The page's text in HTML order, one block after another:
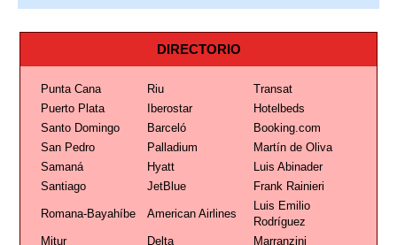
DIRECTORIO
Punta Cana Riu
Transat
Puerto Plata
Iberostar
Hotelbeds
Santo Domingo
Barceló
Booking.com
San Pedro
Palladium
Martín de Oliva
Samaná
Hyatt
Luis Abinader
Santiago
JetBlue Frank Rainieri
Romana-Bayahíbe American Airlines
Luis Emilio
Rodríguez
Mitur
Delta
Marranzini